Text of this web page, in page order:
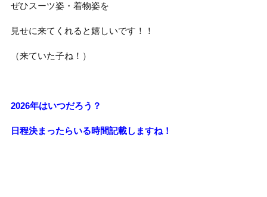
ぜひスーツ姿・着物姿を
見せに来てくれると嬉しいです！！
（来ていた子ね！）
2026年はいつだろう？
日程決まったらいる時間記載しますね！